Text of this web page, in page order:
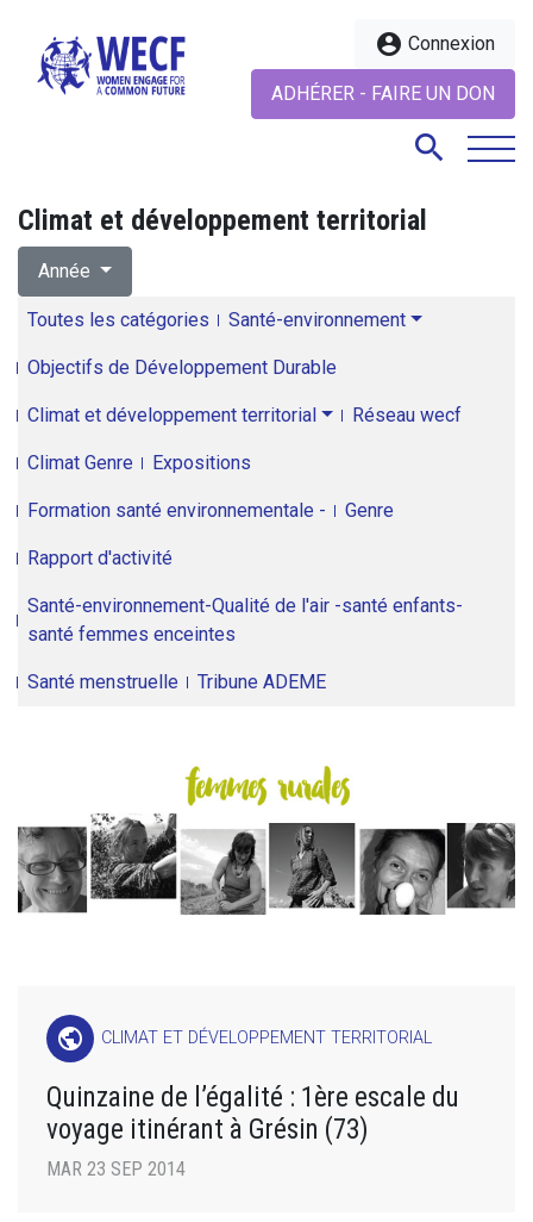
account_circle Connexion
ADHÉRER - FAIRE UN DON
search
Climat et développement territorial
Année
Toutes les catégories Santé-environnement
Objectifs de Développement Durable
Climat et développement territorial Réseau wecf
Climat Genre Expositions
Formation santé environnementale - Genre
Rapport d'activité
Santé-environnement-Qualité de l'air -santé enfants-
santé femmes enceintes
Santé menstruelle Tribune ADEME
public CLIMAT ET DÉVELOPPEMENT TERRITORIAL
Quinzaine de l’égalité : 1ère escale du
voyage itinérant à Grésin (73)
MAR 23 SEP 2014